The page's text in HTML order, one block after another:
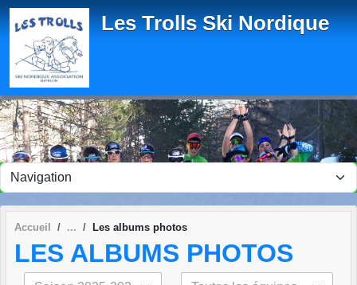
Les Trolls Ski Nordique
Accueil Les albums photos
LES ALBUMS PHOTOS
Panneau de gestion des cookies